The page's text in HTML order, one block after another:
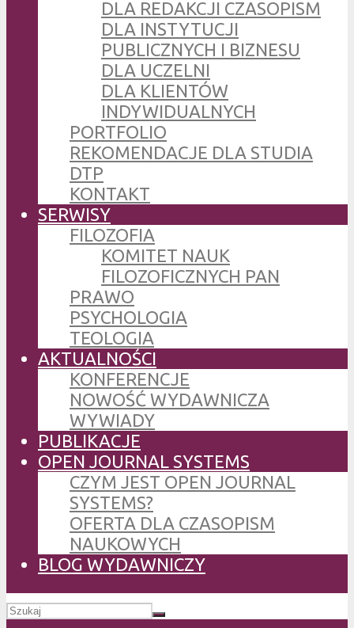
DLA REDAKCJI CZASOPISM
DLA INSTYTUCJI
PUBLICZNYCH I BIZNESU
DLA UCZELNI
DLA KLIENTÓW
INDYWIDUALNYCH
PORTFOLIO
REKOMENDACJE DLA STUDIA
DTP
KONTAKT
SERWISY
FILOZOFIA
KOMITET NAUK
FILOZOFICZNYCH PAN
PRAWO
PSYCHOLOGIA
TEOLOGIA
AKTUALNOŚCI
KONFERENCJE
NOWOŚĆ WYDAWNICZA
WYWIADY
PUBLIKACJE
OPEN JOURNAL SYSTEMS
CZYM JEST OPEN JOURNAL
SYSTEMS?
OFERTA DLA CZASOPISM
NAUKOWYCH
BLOG WYDAWNICZY